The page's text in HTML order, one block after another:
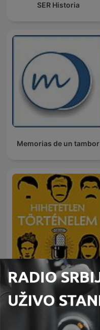
SER Historia
Memorias de un tambor
Hihetetlen Történelem